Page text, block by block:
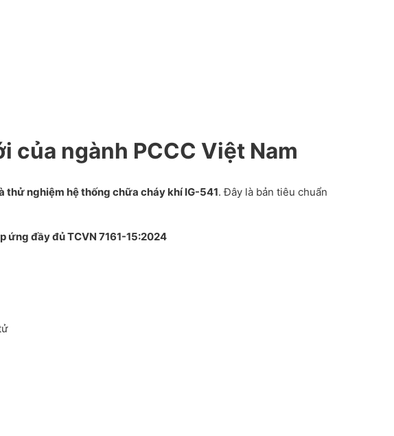
của ngành PCCC Việt Nam
thử nghiệm hệ thống chữa cháy khí IG-541. Đây là bản tiêu chuẩn
ứng đầy đủ TCVN 7161-15:2024